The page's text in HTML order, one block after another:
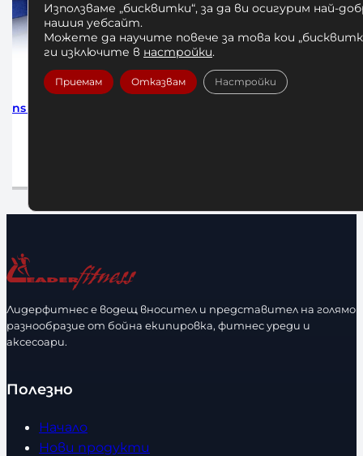
5m
Лидерфитнес е водещ вносител и представител на голямо
разнообразие от бойна екипировка, фитнес уреди и
аксесоари.
Полезно
Начало
Нови продукти
Използваме „бисквитки“, за да ви осигурим най-
нашия уебсайт.
Можете да научите повече за това кои
ги изключите в настройки.
Приемам Отказвам Настройки